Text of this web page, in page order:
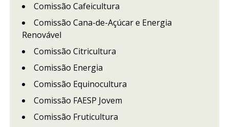
Comissão Cafeicultura
Comissão Cana-de-Açúcar e Energia
Renovável
Comissão Citricultura
Comissão Energia
Comissão Equinocultura
Comissão FAESP Jovem
Comissão Fruticultura